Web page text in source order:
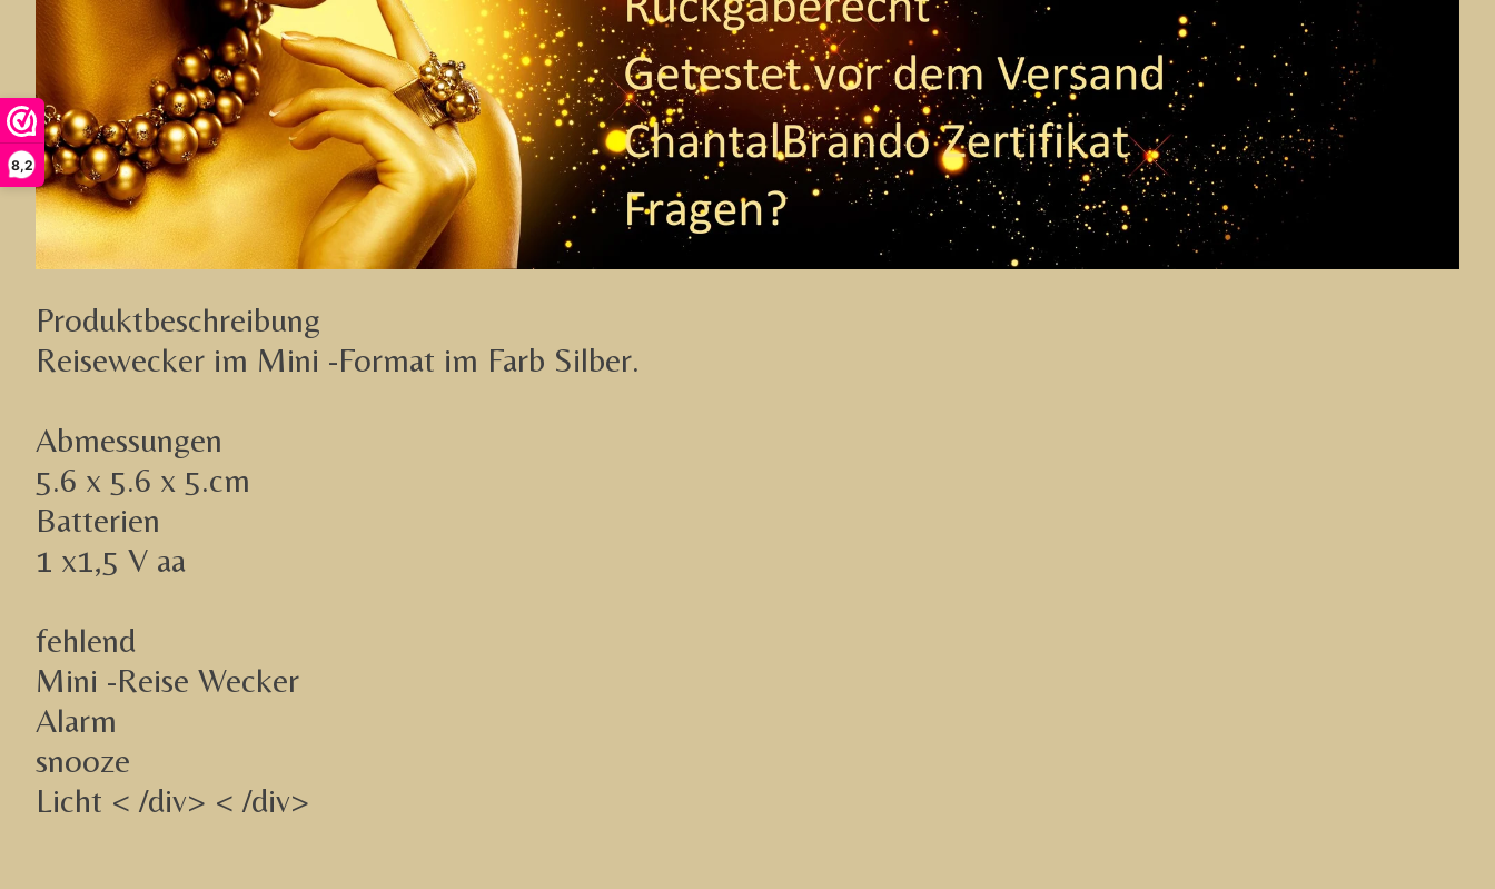
8,2
Produktbeschreibung
Reisewecker im Mini -Format im Farb Silber.
Abmessungen
5.6 x 5.6 x 5.cm
Batterien
1 x1,5 V aa
fehlend
Mini -Reise Wecker
Alarm
snooze
Licht < /div> < /div>